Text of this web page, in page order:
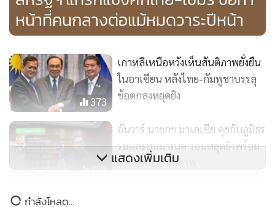
373
เกาหลีเหนือหวังเห็นสันติภาพยั่งยืน
ข้อตกลงหยุดยิง
อันวาร์ นายกฯ มาเลเซีย คุยกับภูมิธร
ช่วยเจรจาสันติภาพ
“ฮุนมาเนต” อ้าง “ภูมิธรรม” บอก
กับ “อันวาร์” จะหยุดยิงเที่ยงคืน 24
แสดงเพิ่มเติม
กำลังโหลด...